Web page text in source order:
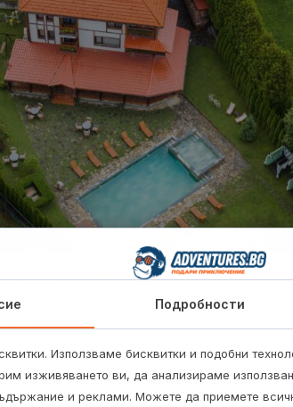
за 4-ма и офроуд с УТВ – с. Валевци,
обл. Габрово
от 603.32 €/
Подробности
Използваме бисквитки и подобни
изживяването ви, да анализираме
и реклами. Можете да приемете